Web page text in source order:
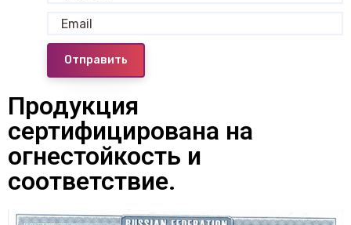
Отправить
Продукция
сертифицирована на
огнестойкость и
соответствие.